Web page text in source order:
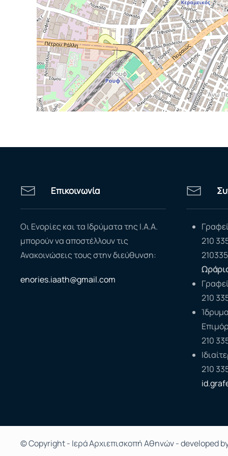
Επικοινωνία
Οι Ενορίες και τα Ιδρύματα της Ι.Α.Α.
μπορούν να αποστέλλουν τις
Ανακοινώσεις τους στην διεύθυνση:
enories.iaath@gmail.com
210
210
210
210
© Copyright - Ιερά Αρχιεπισκοπή Αθηνών - developed